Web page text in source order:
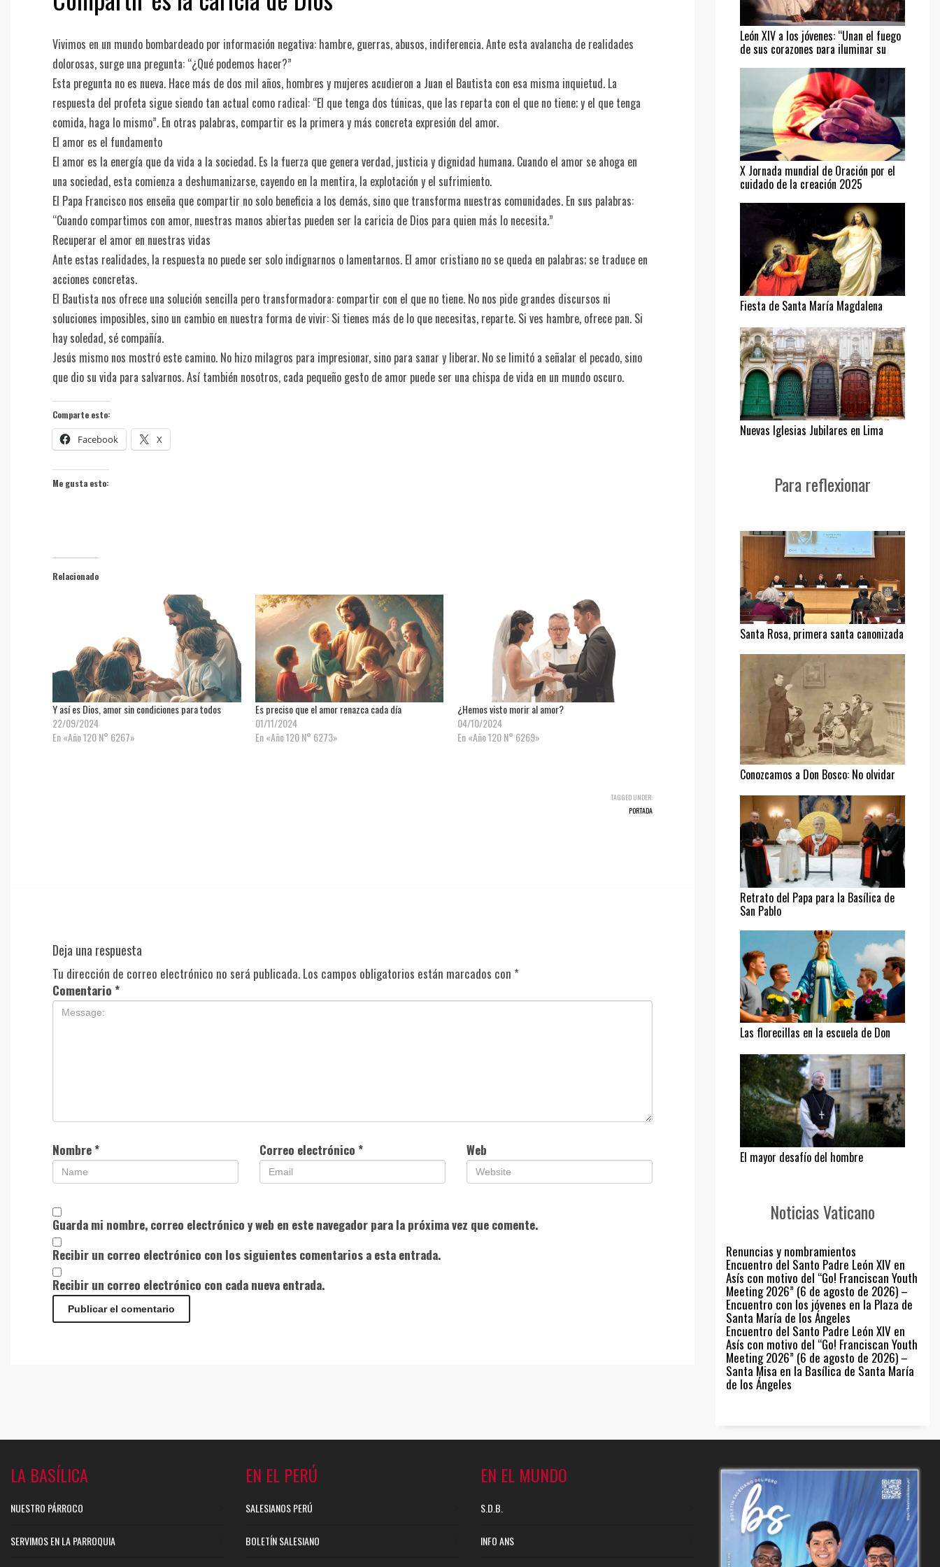
Vivimos en un mundo bombardeado por información negativa: hambre, guerras, abusos, indiferencia. Ante esta avalancha de realidades
dolorosas, surge una pregunta: “¿Qué podemos hacer?”
Esta pregunta no es nueva. Hace más de dos mil años, hombres y mujeres acudieron a Juan el Bautista con esa misma inquietud. La
respuesta del profeta sigue siendo tan actual como radical: “El que tenga dos túnicas, que las reparta con el que no tiene; y el que tenga
comida, haga lo mismo”. En otras palabras, compartir es la primera y más concreta expresión del amor.
El amor es el fundamento
El amor es la energía que da vida a la sociedad. Es la fuerza que genera verdad, justicia y dignidad humana. Cuando el amor se ahoga en
una sociedad, esta comienza a deshumanizarse, cayendo en la mentira, la explotación y el sufrimiento.
El Papa Francisco nos enseña que compartir no solo beneficia a los demás, sino que transforma nuestras comunidades. En sus palabras:
“Cuando compartimos con amor, nuestras manos abiertas pueden ser la caricia de Dios para quien más lo necesita.”
Recuperar el amor en nuestras vidas
Ante estas realidades, la respuesta no puede ser solo indignarnos o lamentarnos. El amor cristiano no se queda en palabras; se traduce en
acciones concretas.
El Bautista nos ofrece una solución sencilla pero transformadora: compartir con el que no tiene. No nos pide grandes discursos ni
soluciones imposibles, sino un cambio en nuestra forma de vivir: Si tienes más de lo que necesitas, reparte. Si ves hambre, ofrece pan. Si
hay soledad, sé compañía.
Jesús mismo nos mostró este camino. No hizo milagros para impresionar, sino para sanar y liberar. No se limitó a señalar el pecado, sino
que dio su vida para salvarnos. Así también nosotros, cada pequeño gesto de amor puede ser una chispa de vida en un mundo oscuro.
Comparte esto:
Facebook X
Me gusta esto:
Relacionado
Y así es Dios, amor sin condiciones para todos
22/09/2024
En «Año 120 N° 6267»
Es preciso que el amor renazca cada día
01/11/2024
En «Año 120 N° 6273»
¿Hemos visto morir al amor?
04/10/2024
En «Año 120 N° 6269»
TAGGED UNDER:
PORTADA
Deja una respuesta
Tu dirección de correo electrónico no será publicada. Los campos obligatorios están marcados con *
Comentario *
Nombre* Correo electrónico * Web
Guarda mi nombre, correo electrónico y web en este navegador para la próxima vez que comente.
Recibir un correo electrónico con los siguientes comentarios a esta entrada.
Recibir un correo electrónico con cada nueva entrada.
León XIV a los jóvenes: “Unan el fuego
de sus corazones para iluminar su
X Jornada mundial de Oración por el
cuidado de la creación 2025
Fiesta de Santa María Magdalena
Nuevas Iglesias Jubilares en Lima
Para reflexionar
Santa Rosa, primera santa canonizada
Conozcamos a Don Bosco: No olvidar
Retrato del Papa para la Basílica de
San Pablo
Las florecillas en la escuela de Don
El mayor desafío del hombre
Noticias Vaticano
Renuncias y nombramientos
Encuentro del Santo Padre León XIV en
Asís con motivo del “Go! Franciscan Youth
Meeting 2026” (6 de agosto de 2026) –
Encuentro con los jóvenes en la Plaza de
Santa María de los Ángeles
Encuentro del Santo Padre León XIV en
Asís con motivo del “Go! Franciscan Youth
Meeting 2026” (6 de agosto de 2026) –
Santa Misa en la Basílica de Santa María
de los Ángeles
LA BASÍLICA
NUESTRO PÁRROCO
SERVIMOS EN LA PARROQUIA
EN EL PERÚ
SALESIANOS PERÚ
BOLETÍN SALESIANO
EN EL MUNDO
S.D.B.
INFO ANS